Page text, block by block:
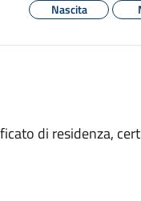
Nascita
di residenza,